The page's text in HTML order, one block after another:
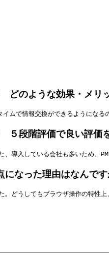
のような効果・メリ
ムで情報交換ができるようにな
段階評価で良い評価
導入している会社も多いため、
なった理由はなんです
どうしてもブラウザ操作の特性